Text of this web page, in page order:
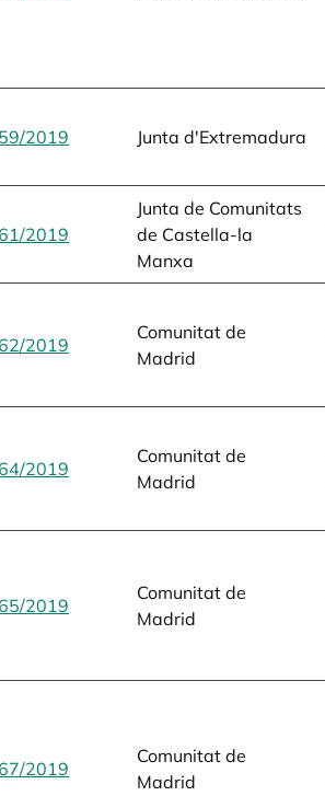
2019 opens in a new tab
Junta d'Extremadura
2019 opens in a new tab
Junta de Comunitats
de Castella-la
Manxa
2019 opens in a new tab
Comunitat de
Madrid
2019 opens in a new tab
Comunitat de
Madrid
2019 opens in a new tab
Comunitat de
Madrid
2019 opens in a new tab
Comunitat de
Madrid